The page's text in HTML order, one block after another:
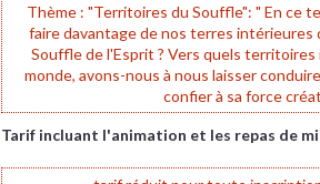
Thème :"Territoires du Souffle": " En ce
faire davantage de nos terres
Souffle de l'Esprit ? Vers quels
monde, avons-nous à nous laisser
confier à sa force
Tarif incluant l'animation et les repas de